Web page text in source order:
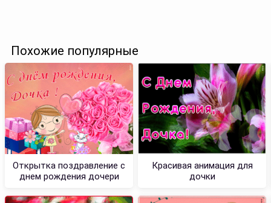
Похожие популярные
Открытка поздравление с
днем рождения дочери
Красивая анимация для
дочки